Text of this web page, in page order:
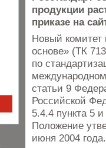
продукции
приказе на
Новый комитет
основе» (ТК
по
статьи 9
Российской
5.4.4 пункта 5
Положение
июня 2004 года.